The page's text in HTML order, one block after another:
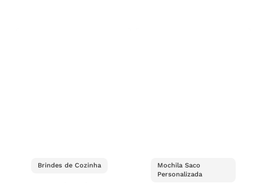
Brindes de Cozinha
Mochila Saco
Personalizada